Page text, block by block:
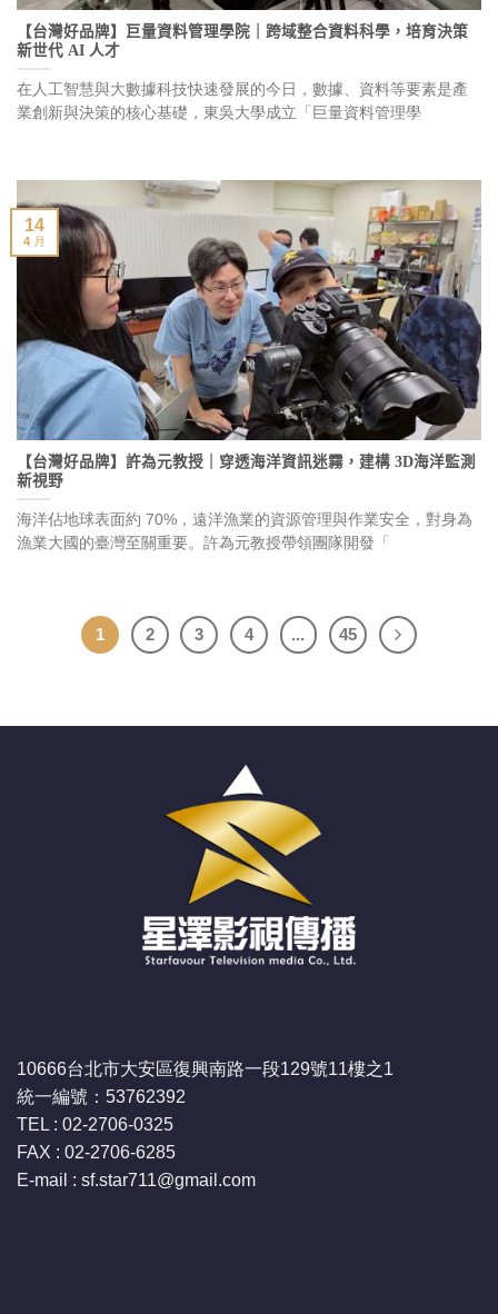
【台灣好品牌】巨量資料管理學院｜跨域整合資料科學，培育決策
新世代 AI 人才
在人工智慧與大數據科技快速發展的今日，數據、資料等要素是產
業創新與決策的核心基礎，東吳大學成立「巨量資料管理學
【台灣好品牌】許為元教授｜穿透海洋資訊迷霧，建構 3D海洋監測
新視野
海洋佔地球表面約 70%，遠洋漁業的資源管理與作業安全，對身為
漁業大國的臺灣至關重要。許為元教授帶領團隊開發「
14
4 月
1 2 3 4 ... 45
10666台北市大安區復興南路一段129號11樓之1
統一編號：53762392
TEL : 02-2706-0325
FAX : 02-2706-6285
E-mail : sf.star711@gmail.com